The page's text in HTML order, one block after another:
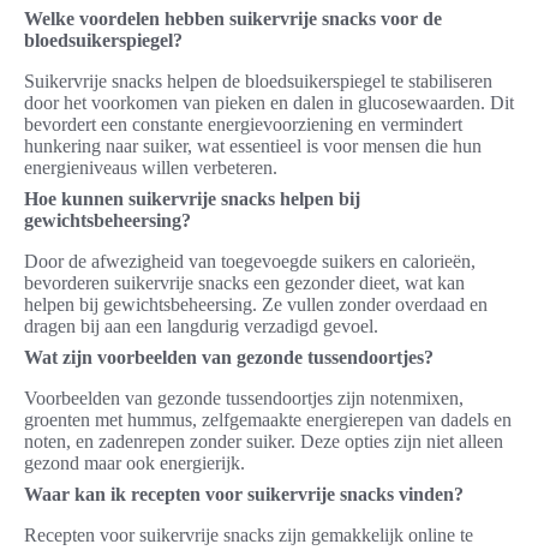
Welke voordelen hebben suikervrije snacks voor de
bloedsuikerspiegel?
Suikervrije snacks helpen de bloedsuikerspiegel te stabiliseren
door het voorkomen van pieken en dalen in glucosewaarden. Dit
bevordert een constante energievoorziening en vermindert
hunkering naar suiker, wat essentieel is voor mensen die hun
energieniveaus willen verbeteren.
Hoe kunnen suikervrije snacks helpen bij
gewichtsbeheersing?
Door de afwezigheid van toegevoegde suikers en calorieën,
bevorderen suikervrije snacks een gezonder dieet, wat kan
helpen bij gewichtsbeheersing. Ze vullen zonder overdaad en
dragen bij aan een langdurig verzadigd gevoel.
Wat zijn voorbeelden van gezonde tussendoortjes?
Voorbeelden van gezonde tussendoortjes zijn notenmixen,
groenten met hummus, zelfgemaakte energierepen van dadels en
noten, en zadenrepen zonder suiker. Deze opties zijn niet alleen
gezond maar ook energierijk.
Waar kan ik recepten voor suikervrije snacks vinden?
Recepten voor suikervrije snacks zijn gemakkelijk online te